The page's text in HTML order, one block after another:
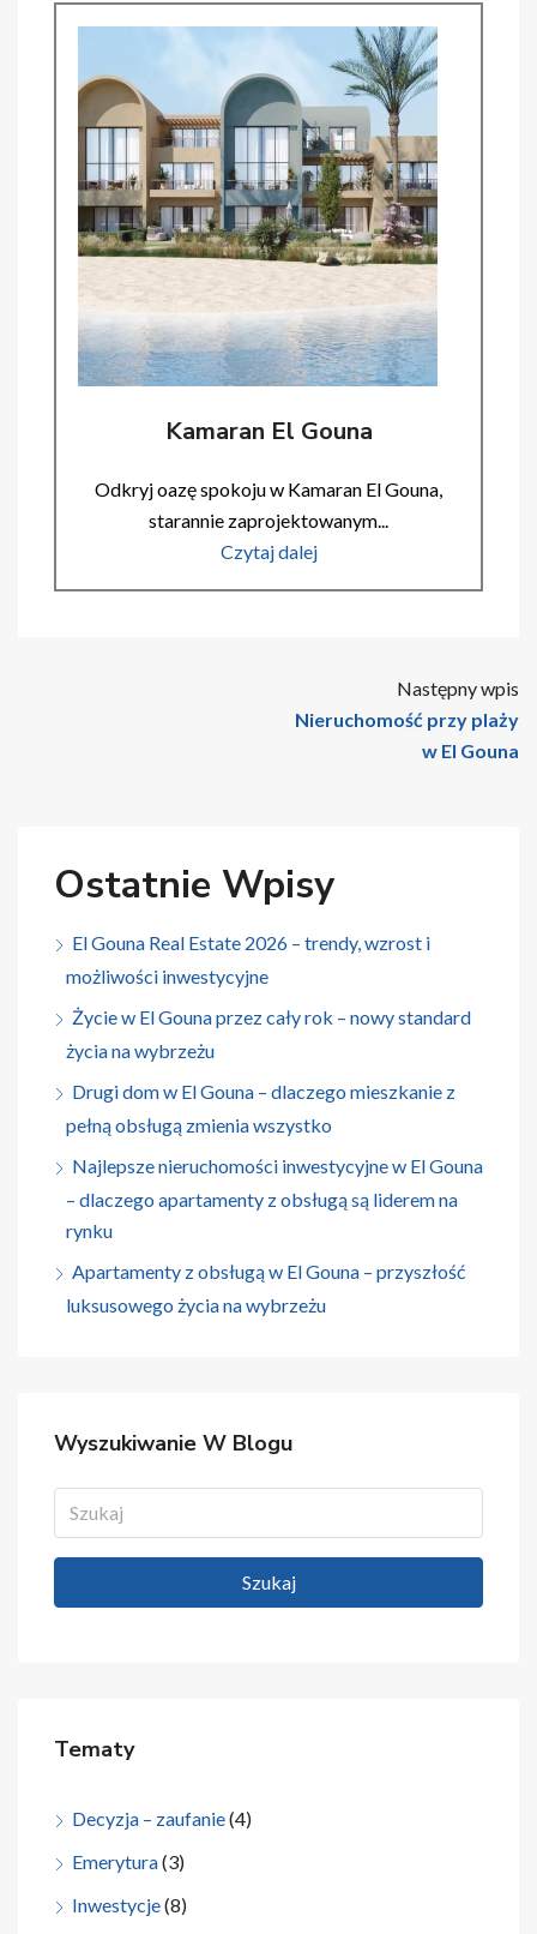
Kamaran El Gouna
Odkryj oazę spokoju w Kamaran El Gouna,
starannie zaprojektowanym...
Czytaj dalej
Następny wpis
Nieruchomość przy plaży
w El Gouna
Ostatnie Wpisy
El Gouna Real Estate 2026 – trendy, wzrost i
możliwości inwestycyjne
Życie w El Gouna przez cały rok – nowy standard
życia na wybrzeżu
Drugi dom w El Gouna – dlaczego mieszkanie z
pełną obsługą zmienia wszystko
Najlepsze nieruchomości inwestycyjne w El Gouna
– dlaczego apartamenty z obsługą są liderem na
rynku
Apartamenty z obsługą w El Gouna – przyszłość
luksusowego życia na wybrzeżu
Wyszukiwanie W Blogu
Szukaj
Tematy
Decyzja – zaufanie(4)
Emerytura(3)
Inwestycje(8)